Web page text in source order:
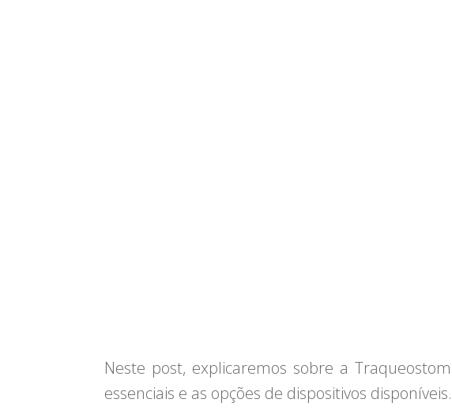
Neste post, explicaremos sobre a
essenciais e as opções de dispositivos